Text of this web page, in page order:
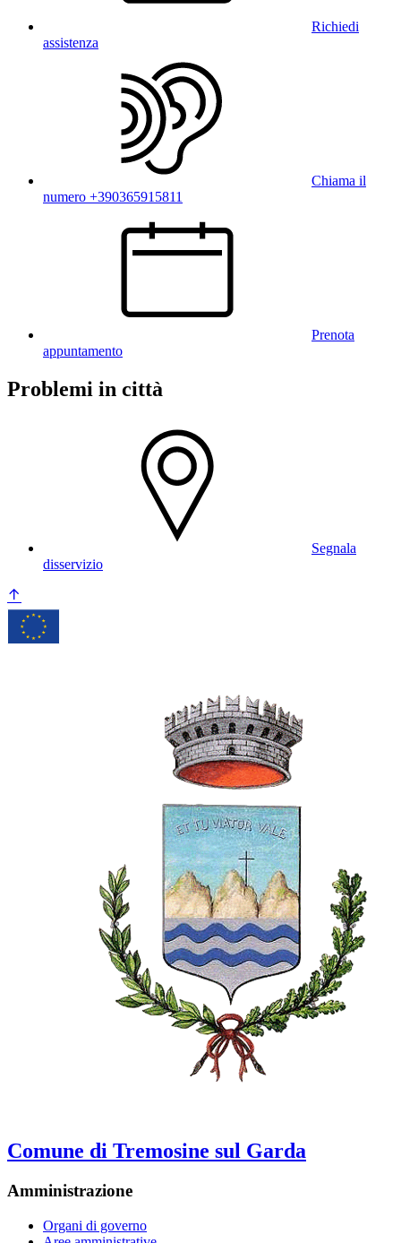
Richiedi
assistenza
Chiama il
numero +390365915811
Prenota
appuntamento
Problemi in città
Segnala
disservizio
Comune di Tremosine sul Garda
Amministrazione
Organi di governo